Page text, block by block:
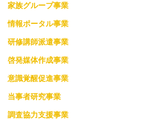
家族グループ事業
情報ポータル事業
研修講師派遣事業
啓発媒体作成事業
意識覚醒促進事業
当事者研究事業
調査協力支援事業